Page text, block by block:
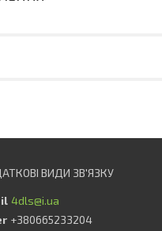
4dls@i.ua
+380665233204